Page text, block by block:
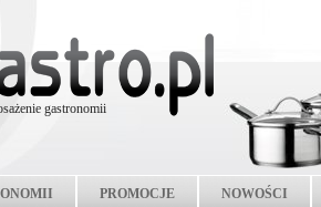
gastronomii
PROMOCJE NOWOŚCI